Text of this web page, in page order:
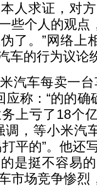
人求证，对
些个人的观点
了。”网络上
车的行为议论
汽车每卖一
称：“的的确
上亏了18个
调，等小米汽
平的”。他还
是挺不容易
市场竞争惨烈